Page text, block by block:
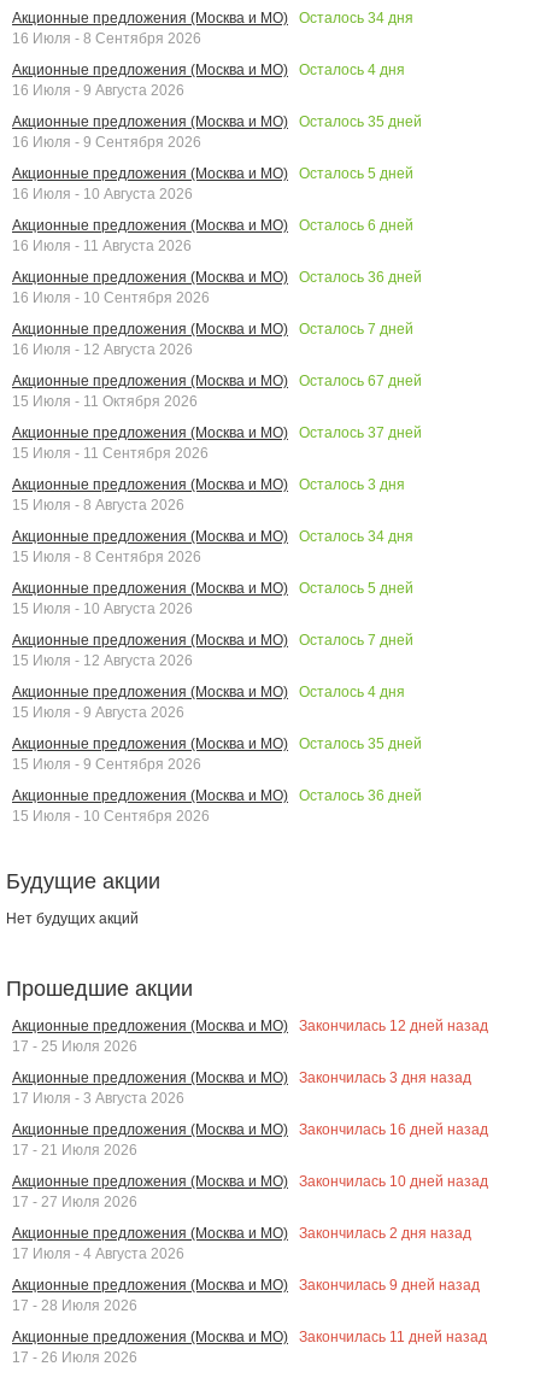
Акционные предложения (Москва и МО)
Осталось 34 дня
16 Июля - 8 Сентября 2026
Акционные предложения (Москва и МО)
Осталось 4 дня
16 Июля - 9 Августа 2026
Акционные предложения (Москва и МО)
Осталось 35 дней
16 Июля - 9 Сентября 2026
Акционные предложения (Москва и МО)
Осталось 5 дней
16 Июля - 10 Августа 2026
Акционные предложения (Москва и МО)
Осталось 6 дней
16 Июля - 11 Августа 2026
Акционные предложения (Москва и МО)
Осталось 36 дней
16 Июля - 10 Сентября 2026
Акционные предложения (Москва и МО)
Осталось 7 дней
16 Июля - 12 Августа 2026
Акционные предложения (Москва и МО)
Осталось 67 дней
15 Июля - 11 Октября 2026
Акционные предложения (Москва и МО)
Осталось 37 дней
15 Июля - 11 Сентября 2026
Акционные предложения (Москва и МО)
Осталось 3 дня
15 Июля - 8 Августа 2026
Акционные предложения (Москва и МО)
Осталось 34 дня
15 Июля - 8 Сентября 2026
Акционные предложения (Москва и МО)
Осталось 5 дней
15 Июля - 10 Августа 2026
Акционные предложения (Москва и МО)
Осталось 7 дней
15 Июля - 12 Августа 2026
Акционные предложения (Москва и МО)
Осталось 4 дня
15 Июля - 9 Августа 2026
Акционные предложения (Москва и МО)
Осталось 35 дней
15 Июля - 9 Сентября 2026
Акционные предложения (Москва и МО)
Осталось 36 дней
15 Июля - 10 Сентября 2026
Будущие акции
Нет будущих акций
Прошедшие акции
Акционные предложения (Москва и МО) Закончилась 12 дней назад
17 - 25 Июля 2026
Акционные предложения (Москва и МО)
Закончилась 3 дня назад
17 Июля - 3 Августа 2026
Акционные предложения (Москва и МО)
Закончилась 16 дней назад
17 - 21 Июля 2026
Акционные предложения (Москва и МО)
Закончилась 10 дней назад
17 - 27 Июля 2026
Акционные предложения (Москва и МО)
Закончилась 2 дня назад
17 Июля - 4 Августа 2026
Акционные предложения (Москва и МО)
Закончилась 9 дней назад
17 - 28 Июля 2026
Акционные предложения (Москва и МО)
Закончилась 11 дней назад
17 - 26 Июля 2026